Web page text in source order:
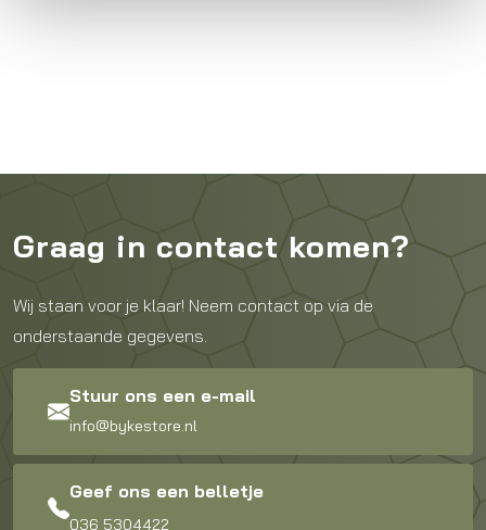
Graag in contact komen?
Wij staan voor je klaar! Neem contact op via de
onderstaande gegevens.
Stuur ons een e-mail
info@bykestore.nl
Geef ons een belletje
036 5304422